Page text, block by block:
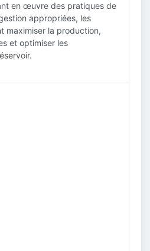
en œuvre des pratiques de
appropriées, les
maximiser la production,
et optimiser les